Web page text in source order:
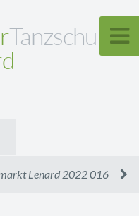
Tanzschule
Lenard 2022 016